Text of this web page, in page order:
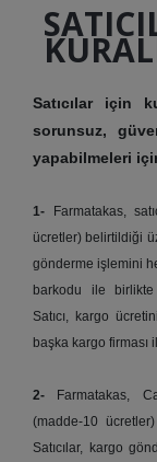
Satıcılar için
sorunsuz,
yapabilmeleri
1-
Farmatakas,
ücretler) belirtildiği
gönderme işlemini
barkodu ile birlikte
Satıcı, kargo
başka kargo
2-
Farmatakas,
(madde-10
Satıcılar, kargo